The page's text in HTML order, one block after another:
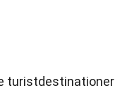
turistdestinationer